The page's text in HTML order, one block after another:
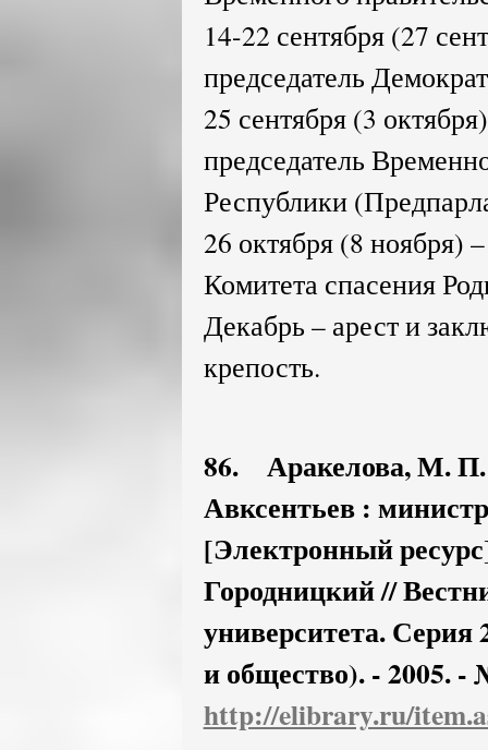
14-22 сентября (27
председатель
25 сентября (3
председатель
Республики
26 октября (8 ноября)
Комитета спасения
Декабрь – арест и
крепость.
86. Аракелова, М.
Авксентьев :
[Электронный
Городницкий //
университета. Серия
и общество). - 2005.
http://elibrary.ru/